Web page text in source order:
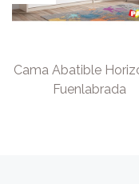
Cama Abatible
Fuenlabrada